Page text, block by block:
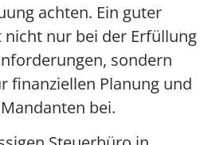
achten. Ein guter
nur bei der Erfüllung
sondern
finanziellen Planung und
bei.